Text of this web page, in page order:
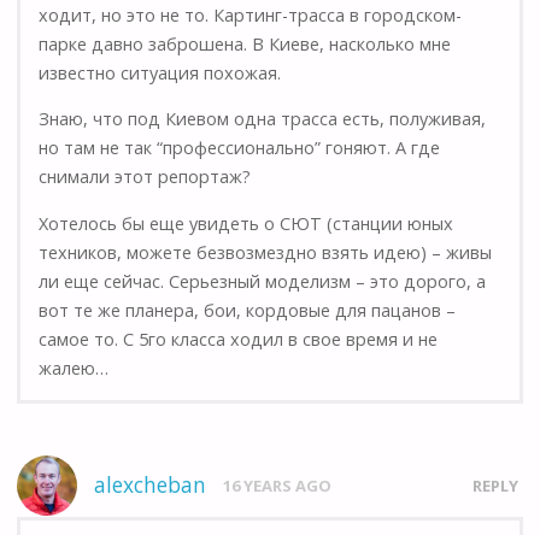
ходит, но это не то. Картинг-трасса в городском-
парке давно заброшена. В Киеве, насколько мне
известно ситуация похожая.
Знаю, что под Киевом одна трасса есть, полуживая,
но там не так “профессионально” гоняют. А где
снимали этот репортаж?
Хотелось бы еще увидеть о СЮТ (станции юных
техников, можете безвозмездно взять идею) – живы
ли еще сейчас. Серьезный моделизм – это дорого, а
вот те же планера, бои, кордовые для пацанов –
самое то. С 5го класса ходил в свое время и не
жалею…
alexcheban 16 YEARS AGO REPLY